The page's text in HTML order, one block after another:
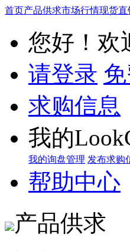
首页产品供求市场行情现货直
您好！欢
请登录
求购信息
我的
我的询盘管理 发布求购
帮助中心
产品供求